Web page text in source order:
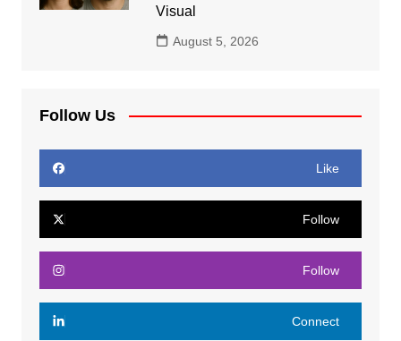
Visual
August 5, 2026
Follow Us
Like
Follow
Follow
Connect